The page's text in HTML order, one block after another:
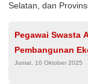
Selatan, dan
Pegawai Swasta
Pembangunan
Jumat, 10 Oktober 2025